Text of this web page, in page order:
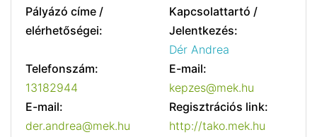
Pályázó címe /
elérhetőségei:
Telefonszám:
13182944
E-mail:
der.andrea@mek.hu
Kapcsolattartó /
Jelentkezés:
Dér Andrea
E-mail:
kepzes@mek.hu
Regisztrációs link:
http://tako.mek.hu